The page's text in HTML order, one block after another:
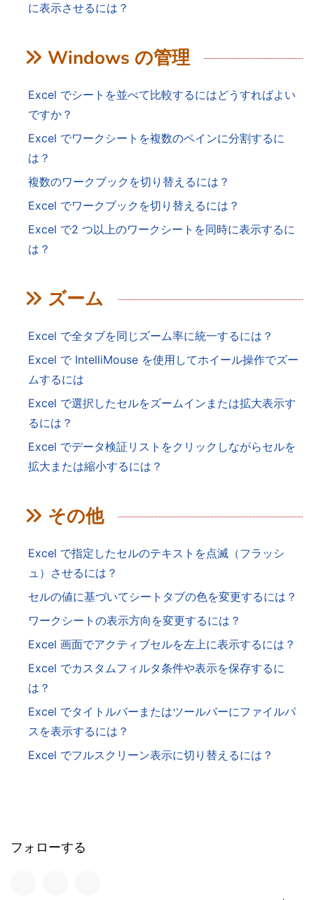
に表示させるには？
Windows の管理
Excel でシートを並べて比較するにはどうすればよい
ですか？
Excel でワークシートを複数のペインに分割するに
は？
複数のワークブックを切り替えるには？
Excel でワークブックを切り替えるには？
Excel で2 つ以上のワークシートを同時に表示するに
は？
ズーム
Excel で全タブを同じズーム率に統一するには？
Excel で IntelliMouse を使用してホイール操作でズー
ムするには
Excel で選択したセルをズームインまたは拡大表示す
るには？
Excel でデータ検証リストをクリックしながらセルを
拡大または縮小するには？
その他
Excel で指定したセルのテキストを点滅（フラッシ
ュ）させるには？
セルの値に基づいてシートタブの色を変更するには？
ワークシートの表示方向を変更するには？
Excel 画面でアクティブセルを左上に表示するには？
Excel でカスタムフィルタ条件や表示を保存するに
は？
Excel でタイトルバーまたはツールバーにファイルパ
スを表示するには？
Excel でフルスクリーン表示に切り替えるには？
フォローする